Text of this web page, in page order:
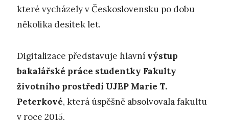
které vycházely v Československu po dobu
několika desítek let.
Digitalizace představuje hlavní výstup
bakalářské práce studentky Fakulty
životního prostředí UJEP Marie T.
Peterkové, která úspěšně absolvovala fakultu
v roce 2015.